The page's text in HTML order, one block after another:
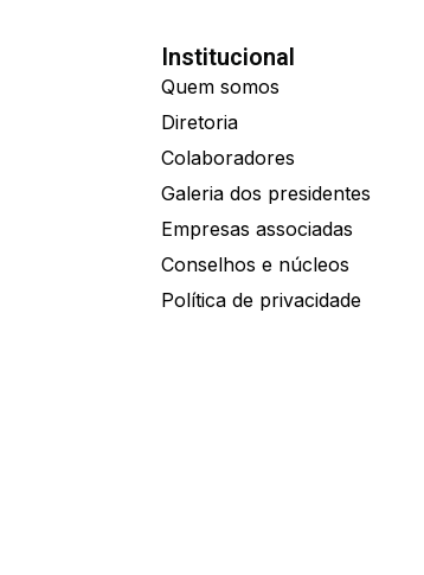
Institucional
Quem somos
Diretoria
Colaboradores
Galeria dos presidentes
Empresas associadas
Conselhos e núcleos
Política de privacidade